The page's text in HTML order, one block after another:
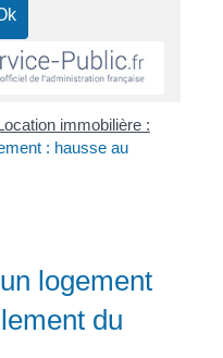
immobilière :
: hausse au
logement
du